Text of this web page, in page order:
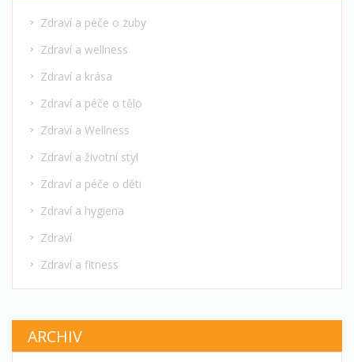
Zdraví a péče o zuby
Zdraví a wellness
Zdraví a krása
Zdraví a péče o tělo
Zdraví a Wellness
Zdraví a životní styl
Zdraví a péče o děti
Zdraví a hygiena
Zdraví
Zdraví a fitness
ARCHIV